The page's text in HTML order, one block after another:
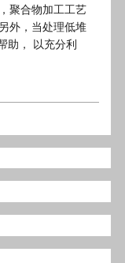
聚合物加工工艺
外，当处理低堆
助， 以充分利